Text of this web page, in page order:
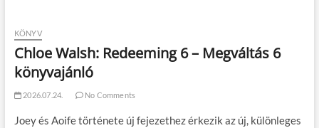
KÖNYV
Chloe Walsh: Redeeming 6 – Megváltás 6
könyvajánló
2026.07.24. No Comments
Joey és Aoife története új fejezethez érkezik az új, különleges